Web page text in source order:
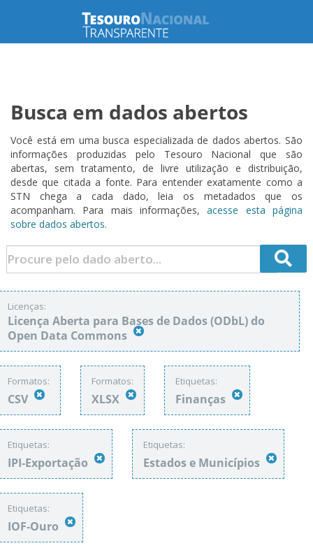
Busca em dados abertos
Você está em uma busca especializada de dados abertos. São
informações produzidas pelo Tesouro Nacional que são
abertas, sem tratamento, de livre utilização e distribuição,
desde que citada a fonte. Para entender exatamente como a
STN chega a cada dado, leia os metadados que os
acompanham. Para mais informações,acesse esta página
sobre dados abertos.
Licenças:
Licença Aberta para Bases de Dados (ODbL) do
Open Data Commons
Formatos:
CSV
Formatos:
XLSX
Etiquetas:
Finanças
Etiquetas:
IPI-Exportação
Etiquetas:
Estados e Municípios
Etiquetas:
IOF-Ouro